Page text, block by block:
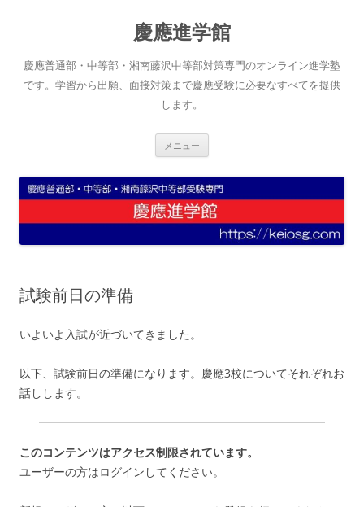
へ
ス
キ
慶應進学館
慶應普通部・中等部・湘南藤沢中等部対策専門のオンライン進学塾
です。学習から出願、面接対策まで慶應受験に必要なすべてを提供
します。
メニュー
試験前日の準備
いよいよ入試が近づいてきました。
以下、試験前日の準備になります。慶應3校についてそれぞれお
話しします。
このコンテンツはアクセス制限されています。
ユーザーの方はログインしてください。